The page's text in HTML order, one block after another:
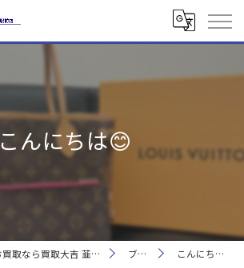
こんにちは😊
山梨県韮崎市のお買取なら買取大吉 韮崎駅前店 ブログ こんにちは😊